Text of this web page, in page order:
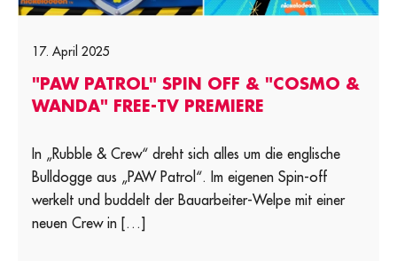
17. April 2025
"PAW PATROL" SPIN OFF & "COSMO &
WANDA" FREE-TV PREMIERE
In „Rubble & Crew“ dreht sich alles um die englische
Bulldogge aus „PAW Patrol“. Im eigenen Spin-off
werkelt und buddelt der Bauarbeiter-Welpe mit einer
neuen Crew in […]